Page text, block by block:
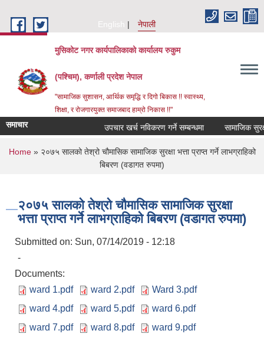
English
नेपाली
मुसिकोट नगर कार्यपालिकाको कार्यालय रुकुम
(पश्चिम), कर्णाली प्रदेश नेपाल
"सामाजिक सुशासन, आर्थिक समृद्धि र दिगो बिकास !! स्वास्थ्य,
शिक्षा, र रोजगारयुक्त समाजबाद हाम्रो निकास !!"
समाचार उपचार खर्च नविकरण गर्ने सम्बन्धमा
You are here
Home» २०७५ सालको तेश्रो चौमासिक सामाजिक सुरक्षा भत्ता प्राप्त गर्ने लाभग्राहिको
बिबरण (वडागत रुपमा)
२०७५ सालको तेश्रो चौमासिक सामाजिक सुरक्षा
भत्ता प्राप्त गर्ने लाभग्राहिको बिबरण (वडागत रुपमा)
Submitted on: Sun, 07/14/2019 - 12:18
-
Documents:
ward 1.pdf
ward 2.pdf
Ward 3.pdf
ward 4.pdf
ward 5.pdf
ward 6.pdf
ward 7.pdf
ward 8.pdf
ward 9.pdf